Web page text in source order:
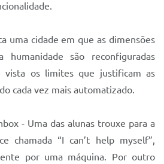
uma cidade em que as dimensões
são reconfiguradas
vista os limites que justificam as
cada vez mais automatizado.
- Uma das alunas trouxe para a
chamada “I can’t help myself”,
por uma máquina. Por outro